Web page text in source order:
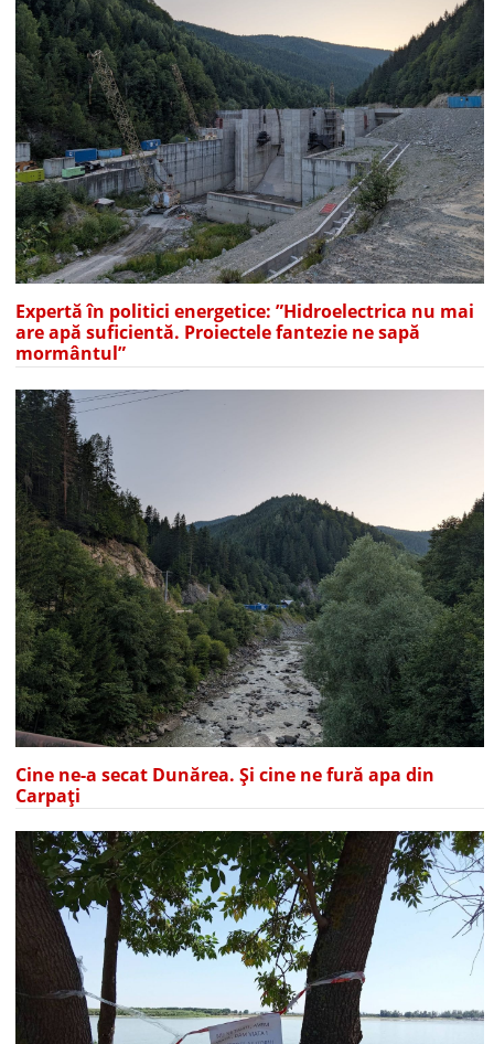
Expertă în politici energetice: ”Hidroelectrica nu mai
are apă suficientă. Proiectele fantezie ne sapă
mormântul”
Cine ne-a secat Dunărea. Și cine ne fură apa din
Carpați